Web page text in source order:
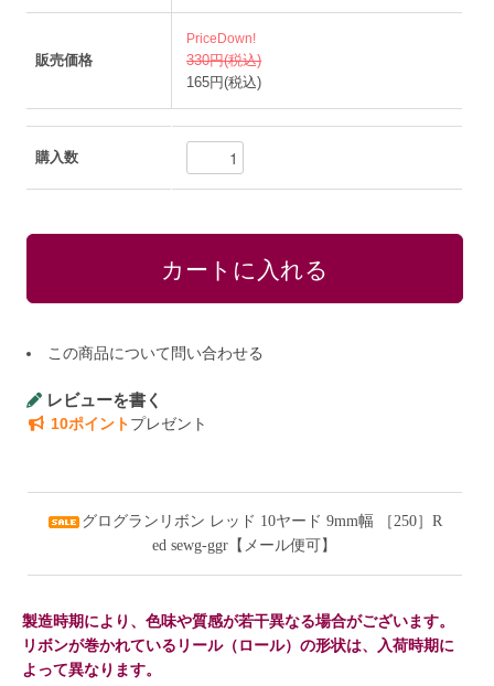
販売価格
PriceDown!
330円(税込)
165円(税込)
購入数
この商品について問い合わせる
レビューを書く
10ポイントプレゼント
グログランリボン レッド 10ヤード 9mm幅 ［250］R
ed sewg-ggr【メール便可】
製造時期により、色味や質感が若干異なる場合がございます。
リボンが巻かれているリール（ロール）の形状は、入荷時期に
よって異なります。